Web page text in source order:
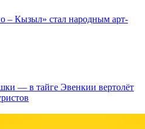
– Кызыл» стал народным арт-
— в тайге Эвенкии вертолёт